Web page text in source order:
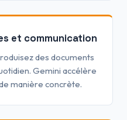
et communication
des documents
Gemini accélère
manière concrète.